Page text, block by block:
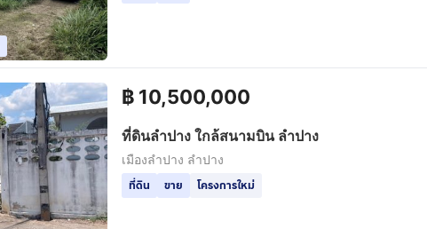
฿ 10,500,000
ที่ดินลำปาง ใกล้สนามบิน ลำปาง
เมืองลำปาง ลำปาง
ที่ดิน ขาย โครงการใหม่